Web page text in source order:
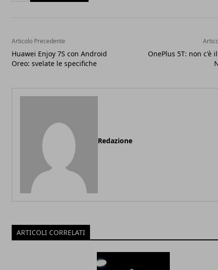
Articolo Precedente
Huawei Enjoy 7S con Android
Oreo: svelate le specifiche
OnePlus 5T: non c'è
Redazione
ARTICOLI CORRELATI